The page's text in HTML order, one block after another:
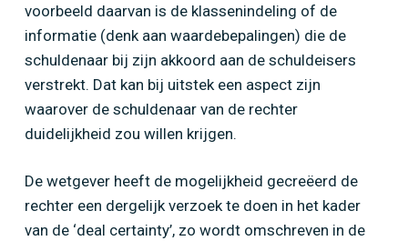
voorbeeld daarvan is de klassenindeling of de
informatie (denk aan waardebepalingen) die de
schuldenaar bij zijn akkoord aan de schuldeisers
verstrekt. Dat kan bij uitstek een aspect zijn
waarover de schuldenaar van de rechter
duidelijkheid zou willen krijgen.
De wetgever heeft de mogelijkheid gecreëerd de
rechter een dergelijk verzoek te doen in het kader
van de ‘deal certainty’, zo wordt omschreven in de